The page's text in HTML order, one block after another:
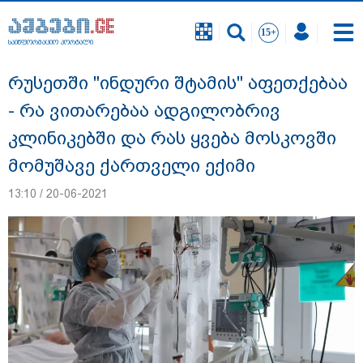
საინფორმაციო პორტალი
"ახლა მე ერთი წინადადება რომ ვთქვა,
ის გახდის ნათელს, თუ რატომ იყო ნია
იმნაძე წამქეზებელი, ნია იმნაძისგან
გამოსული ინფორმაციაა ეს... მას
საინფორმაციო პორტალი
რუსეთში "ინდური შტამის" აფეთქებაა
- რა ვითარებაა ადგილობრივ
კლინიკებში და რას ყვება მოსკოვში
მომუშავე ქართველი ექიმი
13:10 / 20-06-2021